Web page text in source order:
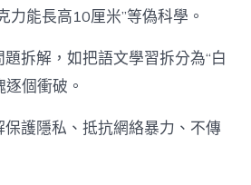
力能長高10厘米”等偽科學。
拆解，如把語文學習拆分為“白
逐個衝破。
護隱私、抵抗網絡暴力、不傳